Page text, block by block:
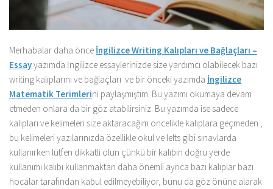
Merhabalar daha önce İngilizce Writing Kalıpları ve Bağlaçları –
Essayyazımda İngilizce essaylerinizde size yardımcı olabilecek bazı
writing kalıplarını ve bağlaçları ve bir önceki yazımda İngilizce
Matematik Terimlerini paylaşmıştım. Bu yazımı okumaya devam
etmeden onlara da bir göz atabilirsiniz. Bu yazımda ise sadece
kalıpları ve kelimeleri size aktaracağım öncelikle kalıplara geçmeden ,
bu kelimeleri yazılarınızda özellikle okul ve Ielts gibi sınavlarda
kullanırken lütfen dikkatli olun çünkü bir kalıbın doğru yerde
kullanımı kalıbı kullanmaktan daha önemli ayrıca bazı kalıplar bazı
hocalar tarafından kabul edilmeyebiliyor, bunu da göz önüne alarak